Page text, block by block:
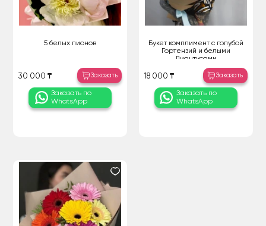
5 белых пионов
30 000 ₸ Заказать
Заказать по
WhatsApp
Букет комплимент с голубой
Гортензий и белыми
Диантусами
18 000 ₸ Заказать
Заказать по
WhatsApp